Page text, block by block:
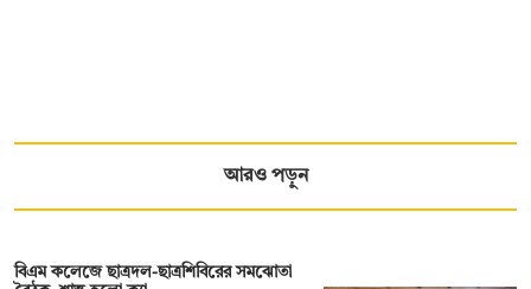
আরও পড়ুন
বিএম কলেজে ছাত্রদল-ছাত্রশিবিরের সমঝোতা